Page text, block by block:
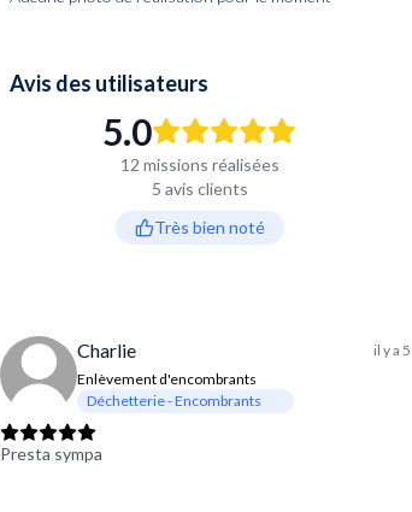
Avis des utilisateurs
5.0
12 missions réalisées
5 avis clients
Très bien noté
Charlie
Enlèvement d'encombrants
Déchetterie - Encombrants
il y a
Presta sympa